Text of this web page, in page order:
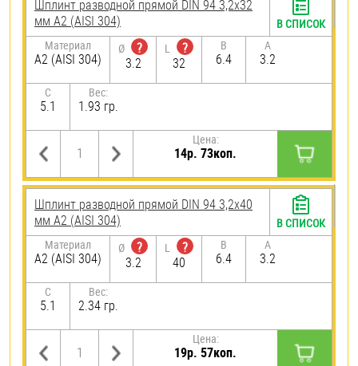
Шплинт разводной прямой DIN 94 3,2х32
мм А2 (AISI 304)
Материал
А2 (AISI 304)
Ø
?
3.2
L
?
32
B
6.4
A
3.2
C
5.1
Вес:
1.93 гр.
Цена:
14р. 73коп.
В СПИСОК
Шплинт разводной прямой DIN 94 3,2х40
мм А2 (AISI 304)
Материал
А2 (AISI 304)
Ø
?
3.2
L
?
40
B
6.4
A
3.2
C
5.1
Вес:
2.34 гр.
Цена:
19р. 57коп.
В СПИСОК